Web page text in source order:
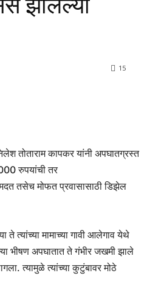
झालेल्या
15
तोताराम कापकर यांनी अपघातग्रस्त
रुपयांची तर
तसेच मोफत प्रवासासाठी डिझेल
त्यांच्या मामाच्या गावी आलेगाव येथे
भीषण अपघातात ते गंभीर जखमी झाले
त्यामुळे त्यांच्या कुटुंबावर मोठे